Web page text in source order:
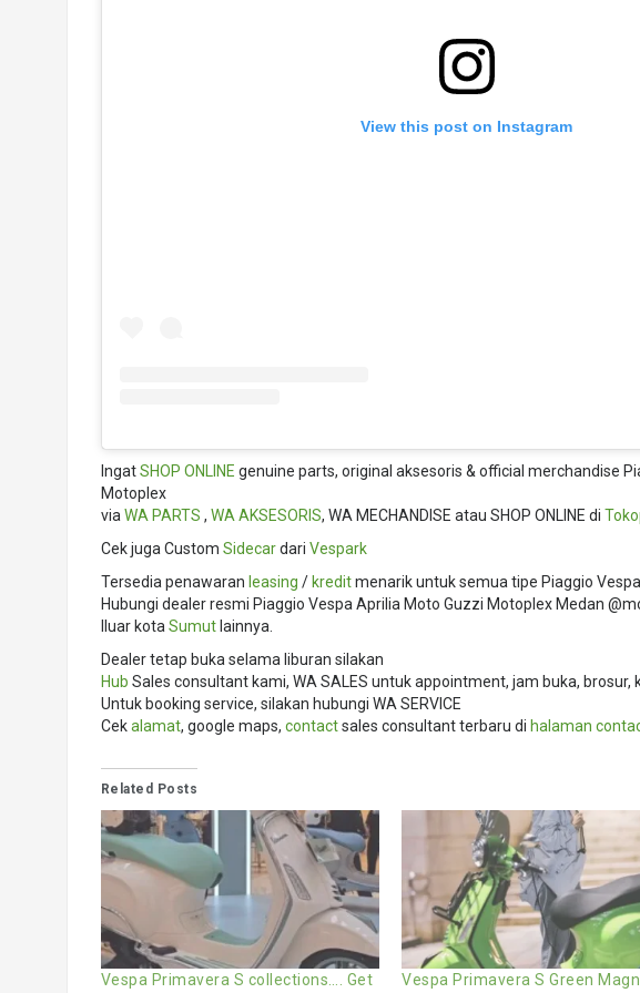
View this post on Instagram
IngatSHOP ONLINE genuine parts, original aksesoris & official merchandise
Motoplex
via WA PARTS , WA AKSESORIS, WA MECHANDISE atau SHOP ONLINE di
Cek juga Custom Sidecardari Vespark
Tersedia penawaran leasing / kreditmenarik untuk semua tipe Piaggio
Hubungi dealer resmi Piaggio Vespa Aprilia Moto Guzzi Motoplex Medan
lluar kota Sumutlainnya.
Dealer tetap buka selama liburan silakan
Hub Sales consultant kami, WA SALES untuk appointment, jam buka, brosur,
Untuk booking service, silakan hubungi WA SERVICE
Cekalamat, google maps, contactsales consultant terbaru di halaman
Related Posts
Vespa Primavera S collections…. Get Vespa Primavera S Green